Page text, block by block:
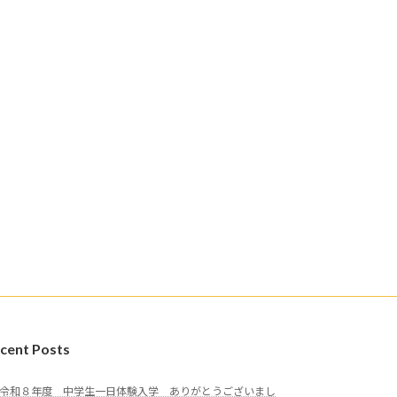
Posts
令和８年度 中学生一日体験入学 ありがとうございまし